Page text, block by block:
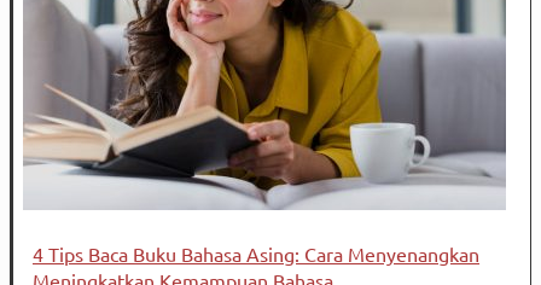
4 Tips Baca Buku Bahasa Asing: Cara Menyenangkan
Meningkatkan Kemampuan Bahasa